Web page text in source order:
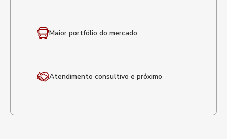
Maior portfólio do mercado
Atendimento consultivo e próximo